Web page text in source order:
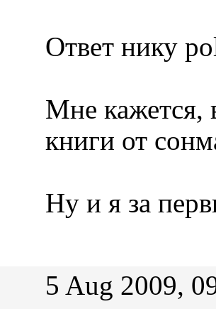
Ответ нику
Мне кажется,
книги от
Ну и я за
5 Aug 2009,